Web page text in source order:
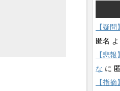
【疑
匿名 よ
【悲
な に
【指